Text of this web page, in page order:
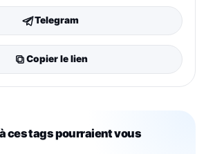
Telegram
Copier le lien
ces tags pourraient vous